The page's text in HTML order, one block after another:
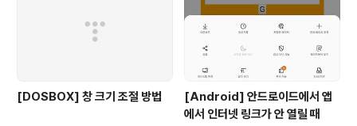
[DOSBOX] 창 크기 조절 방법
[Android] 안드로이드에서 앱
에서 인터넷 링크가 안 열릴 때